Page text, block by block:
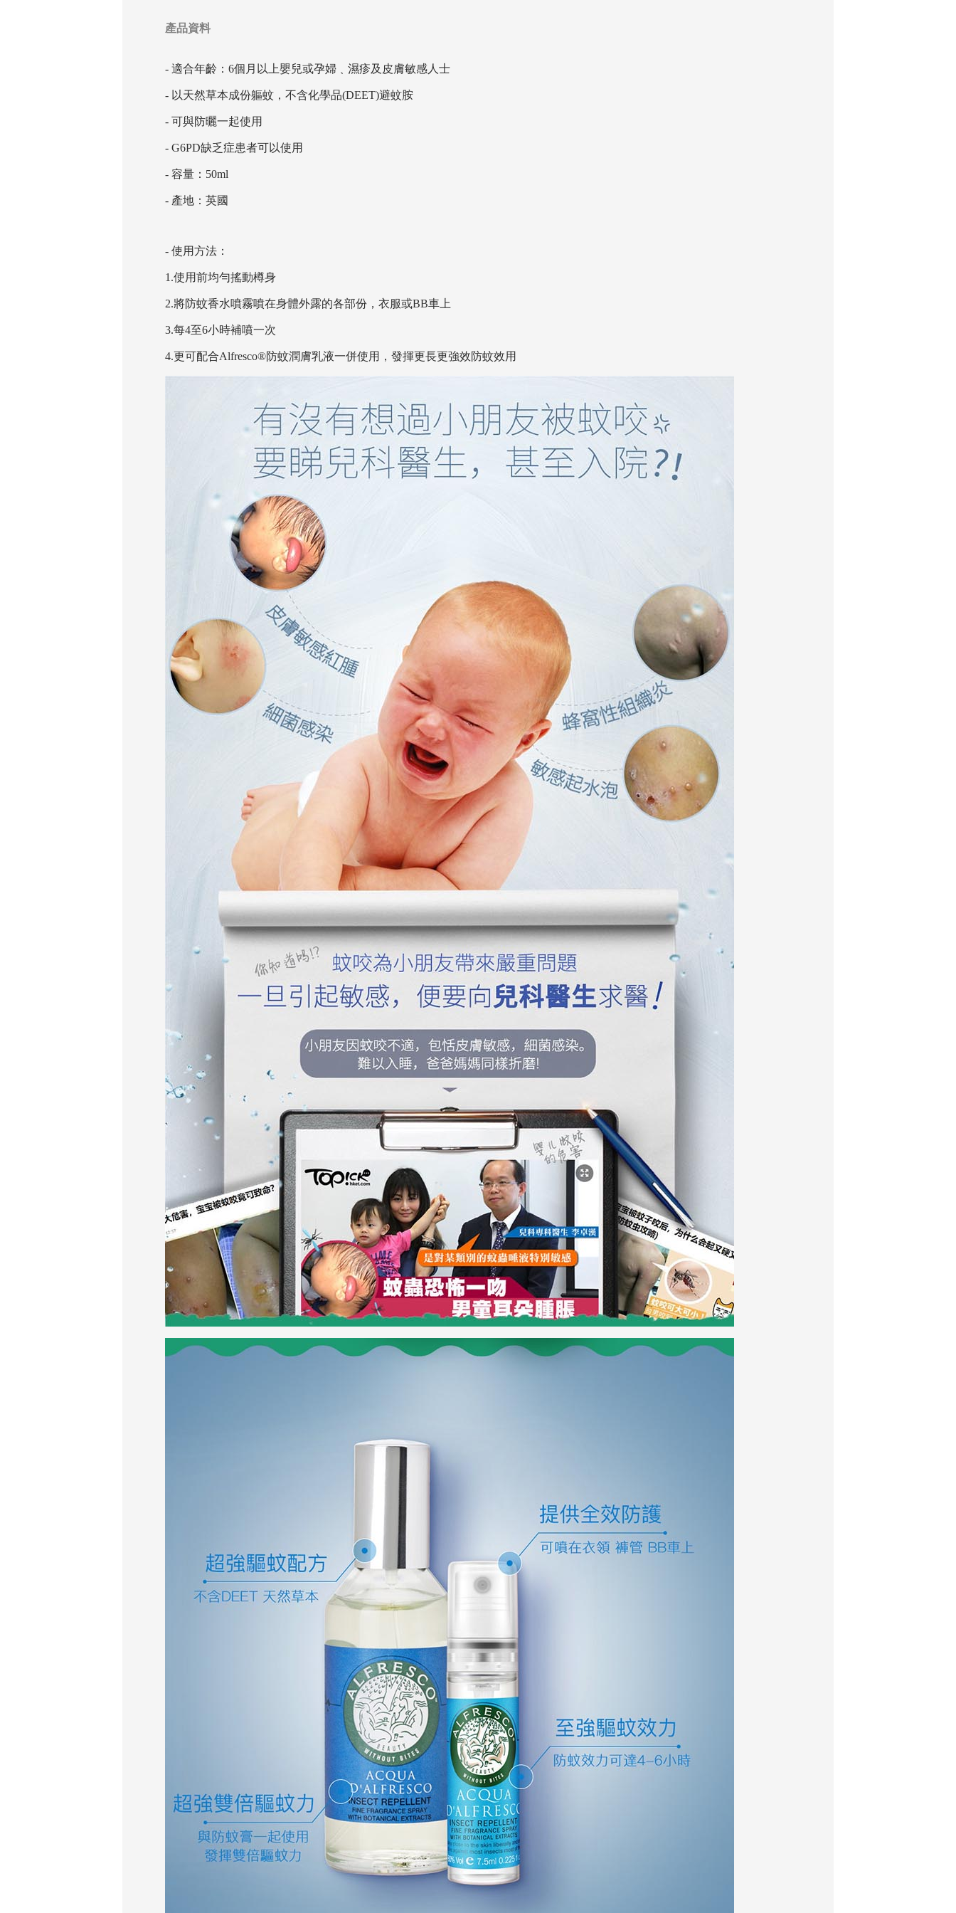
產品資料
- 適合年齡：6個月以上嬰兒或孕婦﹑濕疹及皮膚敏感人士
- 以天然草本成份軀蚊，不含化學品(DEET)避蚊胺
- 可與防曬一起使用
- G6PD缺乏症患者可以使用
- 容量：50ml
- 產地：英國
- 使用方法：
1.使用前均勻搖動樽身
2.將防蚊香水噴霧噴在身體外露的各部份，衣服或BB車上
3.每4至6小時補噴一次
4.更可配合Alfresco®防蚊潤膚乳液一併使用，發揮更長更強效防蚊效用